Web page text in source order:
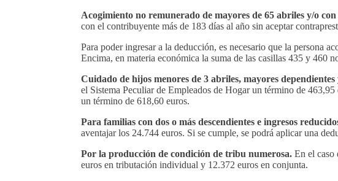
Acogimiento no remunerado de mayores de 65 abriles y/o
con el contribuyente más de 183 días al año sin aceptar
Para poder ingresar a la deducción, es necesario que la persona
Encima, en materia económica la suma de las casillas 435 y 460
Cuidado de hijos menores de 3 abriles, mayores
el Sistema Peculiar de Empleados de Hogar un término de
un término de 618,60 euros.
Para familias con dos o más descendientes e ingresos
aventajar los 24.744 euros. Si se cumple, se podrá aplicar una
Por la producción de condición de tribu numerosa. En el caso
euros en tributación individual y 12.372 euros en conjunta.